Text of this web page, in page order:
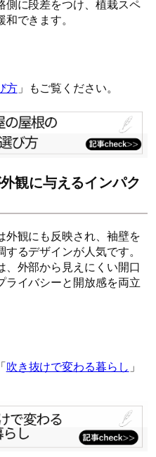
側に段差をつけ、植栽スペ
できます。
方」もご覧ください。
観に与えるインパク
外観にも反映され、袖壁を
るデザインが人気です。
外部から見えにくい開口
ライバシーと開放感を両立
吹き抜けで変わる暮らし 」